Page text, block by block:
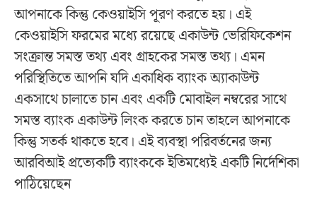
আপনাকে কিন্তু কেওয়াইসি পূরণ করতে হয়। এই
কেওয়াইসি ফরমের মধ্যে রয়েছে একাউন্ট ভেরিফিকেশন
সংক্রান্ত সমস্ত তথ্য এবং গ্রাহকের সমস্ত তথ্য। এমন
পরিস্থিতিতে আপনি যদি একাধিক ব্যাংক অ্যাকাউন্ট
একসাথে চালাতে চান এবং একটি মোবাইল নম্বরের সাথে
সমস্ত ব্যাংক একাউন্ট লিংক করতে চান তাহলে আপনাকে
কিন্তু সতর্ক থাকতে হবে। এই ব্যবস্থা পরিবর্তনের জন্য
আরবিআই প্রত্যেকটি ব্যাংককে ইতিমধ্যেই একটি নির্দেশিকা
পাঠিয়েছেন